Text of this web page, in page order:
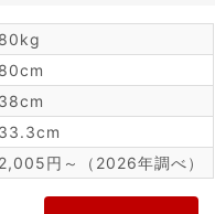
80kg
80cm
38cm
33.3cm
2,005円～（2026年調べ）